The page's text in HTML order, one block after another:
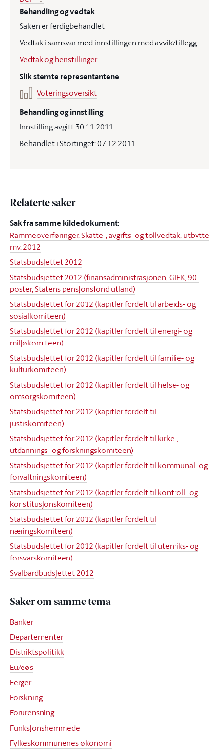
Behandling og vedtak
Saken er ferdigbehandlet
Vedtak i samsvar med innstillingen med avvik/tillegg
Vedtak og henstillinger
Slik stemte representantene
Voteringsoversikt
Behandling og innstilling
Innstilling avgitt 30.11.2011
Behandlet i Stortinget: 07.12.2011
Relaterte saker
Sak fra samme kildedokument:
Rammeoverføringer, Skatte-, avgifts- og tollvedtak, utbytte
mv. 2012
Statsbudsjettet 2012
Statsbudsjettet 2012 (finansadministrasjonen, GIEK, 90-
poster, Statens pensjonsfond utland)
Statsbudsjettet for 2012 (kapitler fordelt til arbeids- og
sosialkomiteen)
Statsbudsjettet for 2012 (kapitler fordelt til energi- og
miljøkomiteen)
Statsbudsjettet for 2012 (kapitler fordelt til familie- og
kulturkomiteen)
Statsbudsjettet for 2012 (kapitler fordelt til helse- og
omsorgskomiteen)
Statsbudsjettet for 2012 (kapitler fordelt til
justiskomiteen)
Statsbudsjettet for 2012 (kapitler fordelt til kirke-,
utdannings- og forskningskomiteen)
Statsbudsjettet for 2012 (kapitler fordelt til kommunal- og
forvaltningskomiteen)
Statsbudsjettet for 2012 (kapitler fordelt til kontroll- og
konstitusjonskomiteen)
Statsbudsjettet for 2012 (kapitler fordelt til
næringskomiteen)
Statsbudsjettet for 2012 (kapitler fordelt til utenriks- og
forsvarskomiteen)
Svalbardbudsjettet 2012
Saker om samme tema
Banker
Departementer
Distriktspolitikk
Eu/eøs
Ferger
Forskning
Forurensning
Funksjonshemmede
Fylkeskommunenes økonomi